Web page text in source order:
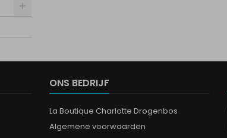
ONS BEDRIJF
La Boutique Charlotte Drogenbos
Algemene voorwaarden